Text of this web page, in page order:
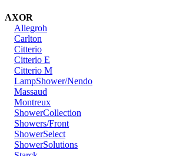
AXOR
Allegroh
Carlton
Citterio
Citterio E
Citterio M
LampShower/Nendo
Massaud
Montreux
ShowerCollection
Showers/Front
ShowerSelect
ShowerSolutions